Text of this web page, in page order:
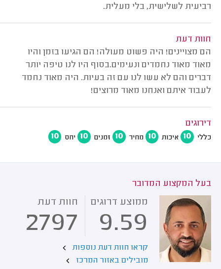
רביעית לשלישית, בלי מעלית.
חוות דעת
הם מצויינים! היה פשוט מעולה! הם הגיעו בזמן והיו
מאוד מאוד נחמדים ונעימים.בסוף היו לנו טיפה יותר
דברים והם לא עשו לנו עם זה בעיות. היה מאוד נחמד
לעבוד איתם ואנחנו מאוד מרוצים!
דירוגים
כללי 10 איכות 10 מחיר 10 זמנים 10 יחס 10
בעל המקצוע המדובר
ממוצע דרוגים
9.59
חוות דעת
2797
קראו חוות דעת נוספות
מובילים באזור המרכז